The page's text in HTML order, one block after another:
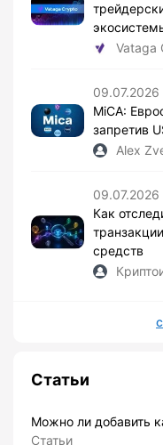
Vataga
09.07.2026
MiCA:
запретив
Alex
09.07.2026
Как
средств
Статьи
Можно ли добавить
Статьи